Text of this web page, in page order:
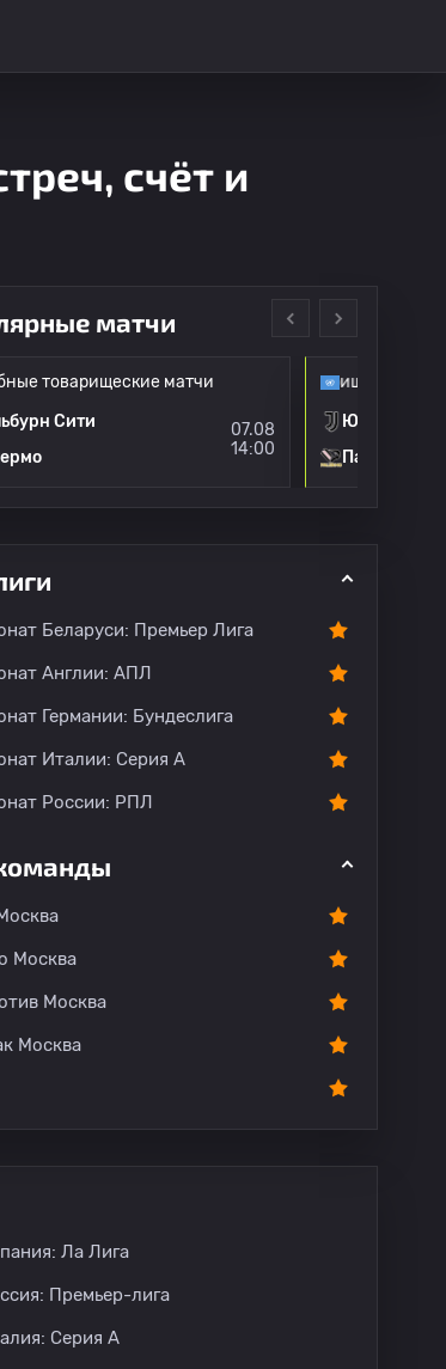
счёт и
Комментарии
матчи
товарищеские матчи
Сити
07.08
14:00
Клубные товарищеские матчи
Ювентус
Палермо
Беларуси: Премьер Лига
Англии: АПЛ
Германии: Бундеслига
Италии: Серия А
России: РПЛ
Москва
Москва
Москва
Ла Лига
Премьер-лига
Серия А